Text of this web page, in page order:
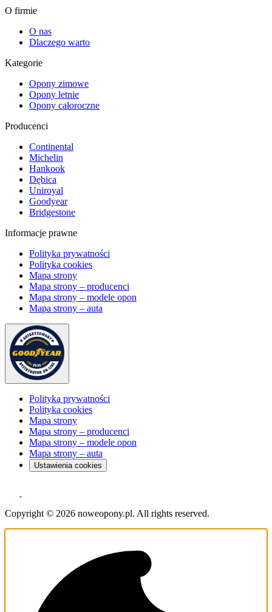
O firmie
O nas
Dlaczego warto
Kategorie
Opony zimowe
Opony letnie
Opony całoroczne
Producenci
Continental
Michelin
Hankook
Dębica
Uniroyal
Goodyear
Bridgestone
Informacje prawne
Polityka prywatności
Polityka cookies
Mapa strony
Mapa strony – producenci
Mapa strony – modele opon
Mapa strony – auta
Polityka prywatności
Polityka cookies
Mapa strony
Mapa strony – producenci
Mapa strony – modele opon
Mapa strony – auta
Ustawienia cookies
Copyright © 2026 noweopony.pl. All rights reserved.